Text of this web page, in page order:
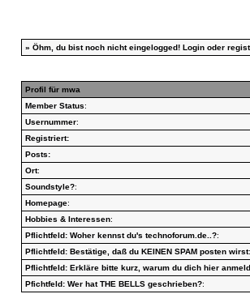
» Öhm, du bist noch nicht eingelogged! Loginoder
Profil für mwa
Member Status:
Usernummer:
Registriert:
Posts:
Ort:
Soundstyle?:
Homepage:
Hobbies & Interessen:
Pflichtfeld: Woher kennst du's technoforum.de..?:
Pflichtfeld: Bestätige, daß du KEINEN SPAM posten wirst:
Pflichtfeld: Erkläre bitte kurz, warum du dich hier
Pfichtfeld: Wer hat THE BELLS geschrieben?: